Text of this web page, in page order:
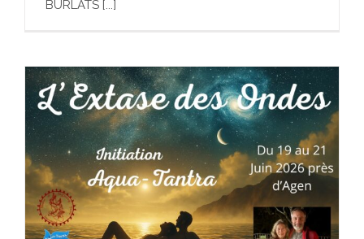
BURLATS [...]